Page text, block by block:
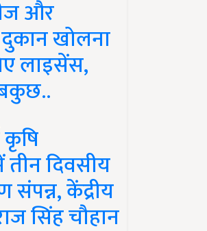
और
खोलना
लाइसेंस,
कृषि
तीन दिवसीय
संपन्न, केंद्रीय
सिंह चौहान